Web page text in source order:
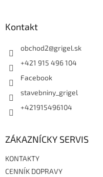
Kontakt
obchod2@grigel.sk
+421 915 496 104
Facebook
stavebniny_grigel
+421915496104
ZÁKAZNÍCKY SERVIS
KONTAKTY
CENNÍK DOPRAVY